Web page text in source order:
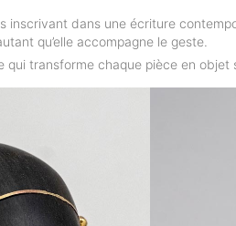
inscrivant dans une écriture
qu’elle accompagne le geste.
transforme chaque pièce en objet